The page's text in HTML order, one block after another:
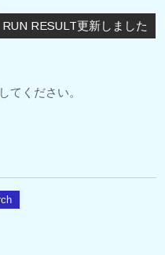
RUN RESULT更新しました
してください。